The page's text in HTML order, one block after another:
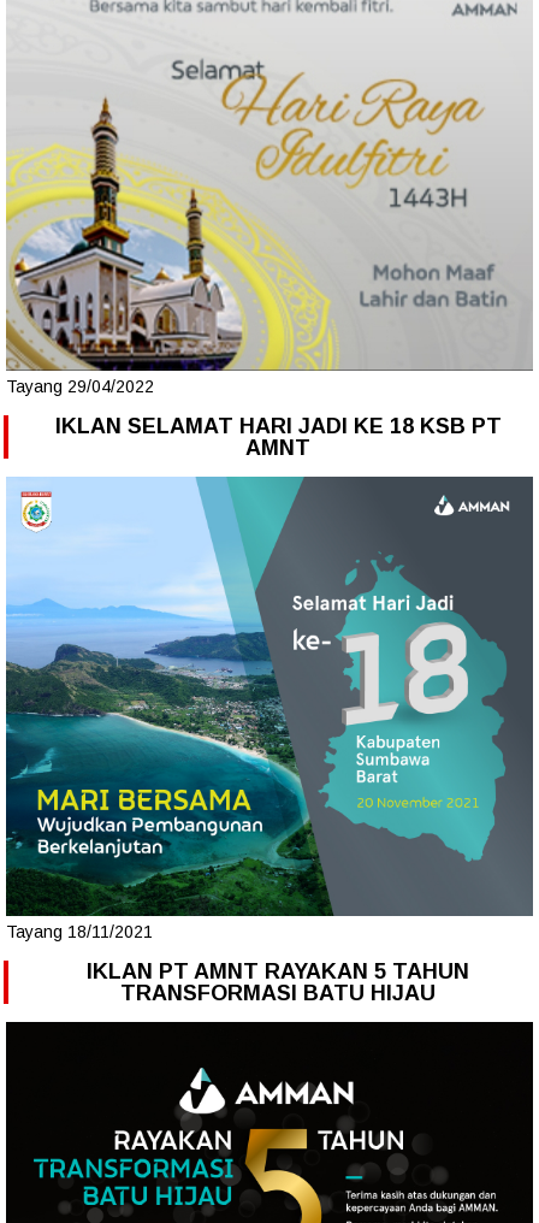
Tayang 29/04/2022
IKLAN SELAMAT HARI JADI KE 18 KSB PT
AMNT
Tayang 18/11/2021
IKLAN PT AMNT RAYAKAN 5 TAHUN
TRANSFORMASI BATU HIJAU